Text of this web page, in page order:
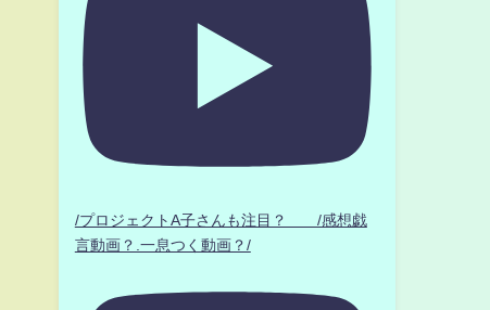
/プロジェクトA子さんも注目？ /感想戯
言動画？.一息つく動画？/